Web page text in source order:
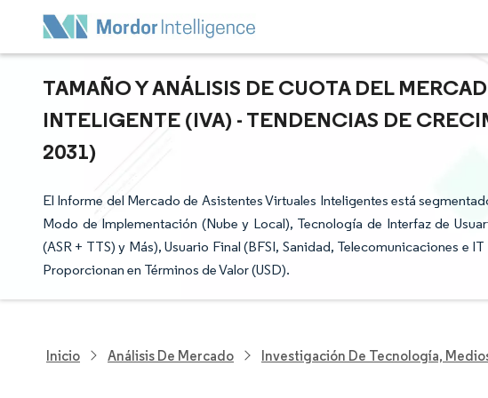
TAMAÑO Y ANÁLISIS DE CUOTA DEL
INTELIGENTE (IVA) - TENDENCIAS DE
2031)
El Informe del Mercado de Asistentes Virtuales Inteligentes está
Modo de Implementación (Nube y Local), Tecnología de Interfaz de
(ASR + TTS) y Más), Usuario Final (BFSI, Sanidad, Telecomunicaciones e
Proporcionan en Términos de Valor (USD).
Inicio Análisis De Mercado Investigación De Tecnología,